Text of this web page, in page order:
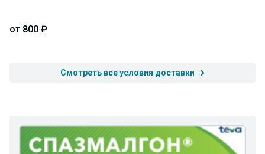
от 800 ₽
Смотреть все условия доставки